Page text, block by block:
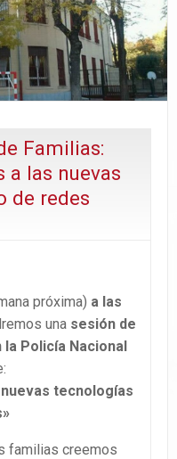
Familias:
a las nuevas
de redes
próxima) a las
una sesión de
la Policía Nacional
tecnologías
familias creemos